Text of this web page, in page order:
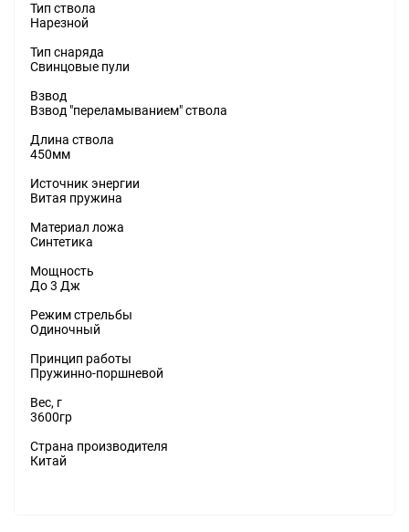
Тип ствола
Нарезной
Тип снаряда
Свинцовые пули
Взвод
Взвод "переламыванием" ствола
Длина ствола
450мм
Источник энергии
Витая пружина
Материал ложа
Синтетика
Мощность
До 3 Дж
Режим стрельбы
Одиночный
Принцип работы
Пружинно-поршневой
Вес, г
3600гр
Страна производителя
Китай